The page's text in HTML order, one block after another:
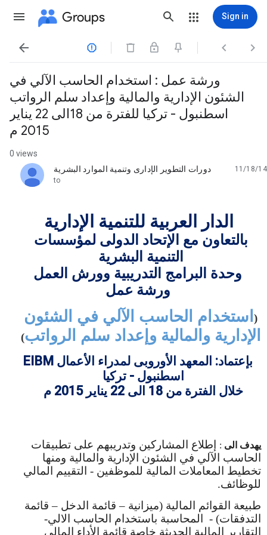
Groups Sign in
   
ورشة عمل : استخدام الحاسب الآلي في
الشئون الإدارية والمالية وإعداد سلم الرواتب
اسطنبول - تركيا للفترة من 18الى 22 يناير
2015 م
0 views
دورات التطوير الإدارى وتنمية الموارد البشرية
unread,
11/18/14
to
الدار العربية للتنمية الإدارية
بالتعاون مع الإتحاد الدولى لمؤسسات
التنمية البشرية
وحدة البرامج التدريبية وورش العمل
ورشة عمل
( استخدام الحاسب الآلي في الشئون
الإدارية والمالية وإعداد سلم الرواتب)
بإعتماد: المعهد الأوروبى لمدراء الأعمال EIBM
اسطنبول - تركيا
خلال الفترة من 18 الى 22 يناير 2015 م
يهدف الى :
إطلاع المشاركين وتدريبهم على تطبيقات
الحاسب الآلي في الشئون الإدارية والمالية ومنها
تخطيط المعاملات المالية للموظفين - التقييم المالي
للوظائف.
طبيعة القوائم المالية (ميزانية – قائمة الدخل – قائمة
التدفقات) - المحاسبة باستخدام الحاسب الالي-
التقارير المالية الحديثة خاصة قائمة الأداء المالي